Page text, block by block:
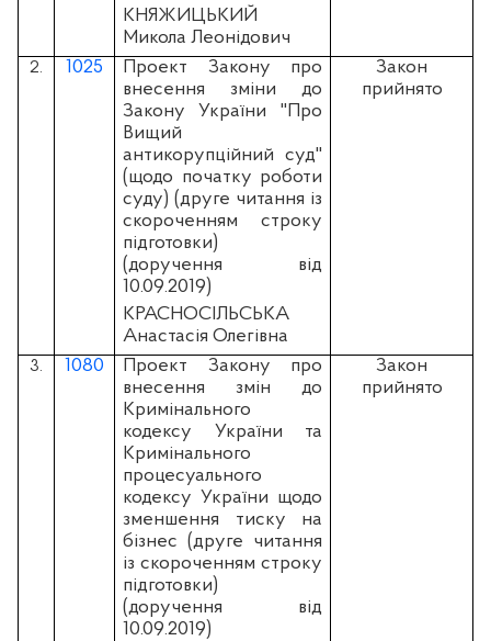
КНЯЖИЦЬКИЙ
Микола Леонідович
2. 1025
Проект Закону про
внесення зміни до
Закону України "Про
Вищий
антикорупційний суд"
(щодо початку роботи
суду) (друге читання із
скороченням строку
підготовки)
(доручення від
10.09.2019)
КРАСНОСІЛЬСЬКА
Анастасія Олегівна
Закон
прийнято
3. 1080
Проект Закону про
внесення змін до
Кримінального
кодексу України та
Кримінального
процесуального
кодексу України щодо
зменшення тиску на
бізнес (друге читання
із скороченням строку
підготовки)
(доручення від
10.09.2019)
Закон
прийнято